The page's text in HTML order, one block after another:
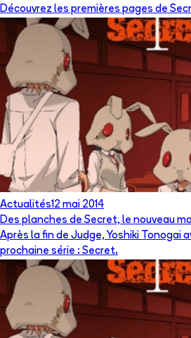
Découvrez les premières pages de
Actualités12 mai 2014
Des planches de Secret, le nouveau
Après la fin de Judge, Yoshiki Tonogai
prochaine série : Secret.